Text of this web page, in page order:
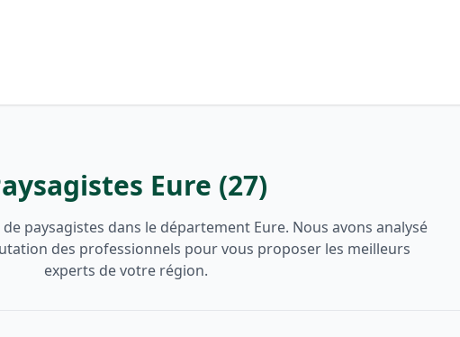
Eure (27)
paysagistes dans le département Eure. Nous avons analysé
des professionnels pour vous proposer les meilleurs
experts de votre région.